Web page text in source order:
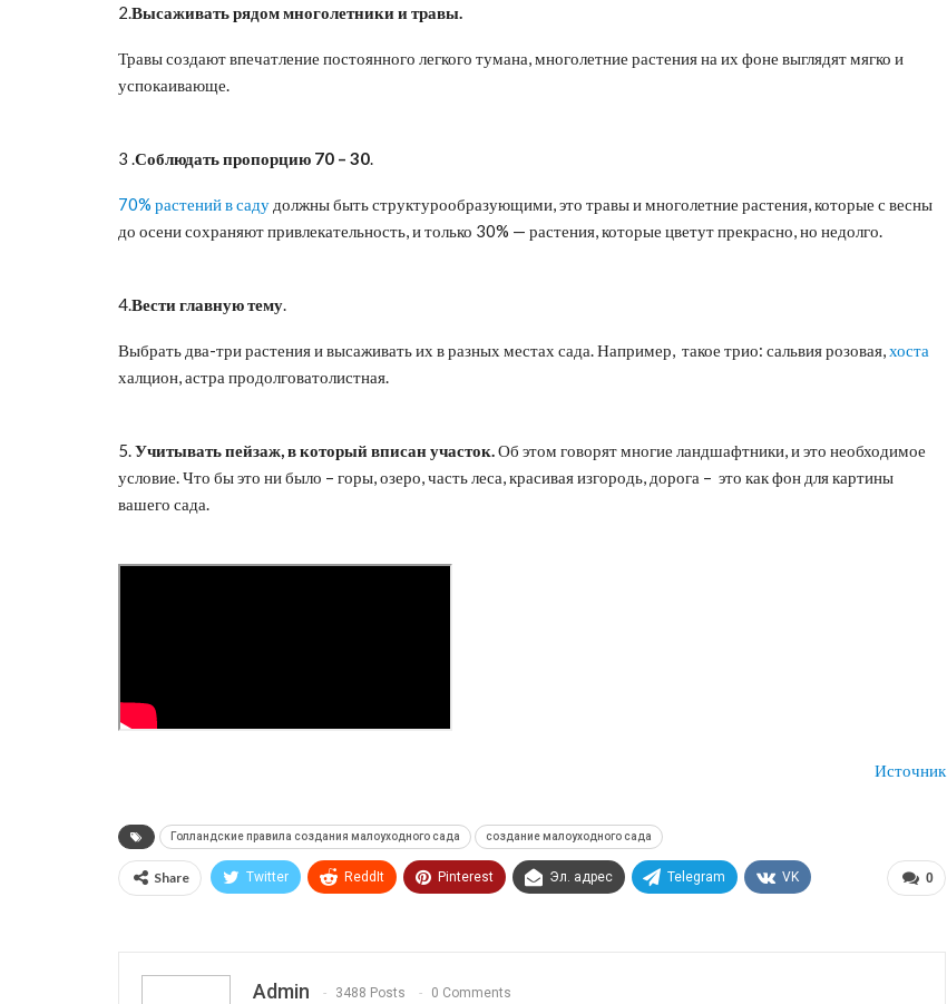
2.Высаживать рядом многолетники и травы.
Травы создают впечатление постоянного легкого тумана, многолетние растения на их фоне выглядят мягко и
успокаивающе.
3 .Соблюдать пропорцию 70 – 30.
70% растений в саду должны быть структурообразующими, это травы и многолетние растения, которые с весны
до осени сохраняют привлекательность, и только 30% — растения, которые цветут прекрасно, но недолго.
4.Вести главную тему.
Выбрать два-три растения и высаживать их в разных местах сада. Например, такое трио: сальвия розовая,хоста
халцион, астра продолговатолистная.
5.Учитывать пейзаж, в который вписан участок.Об этом говорят многие ландшафтники, и это необходимое
условие. Что бы это ни было – горы, озеро, часть леса, красивая изгородь, дорога – это как фон для картины
вашего сада.
Источник
Голландские правила создания малоуходного сада создание малоуходного сада
0
Share Twitter ReddIt Pinterest Эл. адрес Telegram VK
Admin 3488 Posts 0 Comments